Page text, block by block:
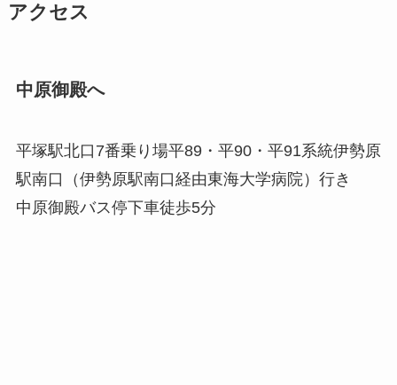
アクセス
中原御殿へ
平塚駅北口7番乗り場平89・平90・平91系統伊勢原
駅南口（伊勢原駅南口経由東海大学病院）行き
中原御殿バス停下車徒歩5分